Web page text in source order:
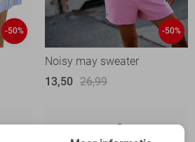
-50% -50%
Noisy may sweater
13,50 26,99